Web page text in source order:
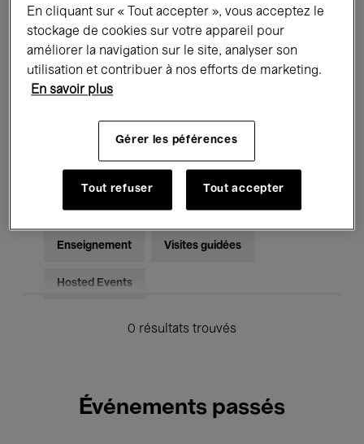
Expositions Films Performances
Rencontres & Débats Jazz
Musique électronique
Pour tous Kids’ Palace
Enseignement Visites guidées
Hosted Events
0 résultats trouvés
Événements passés
En cliquant sur « Tout accepter », vous acceptez le
stockage de cookies sur votre appareil pour
améliorer la navigation sur le site, analyser son
utilisation et contribuer à nos efforts de marketing.
En savoir plus
Gérer les péférences
Tout refuser Tout accepter